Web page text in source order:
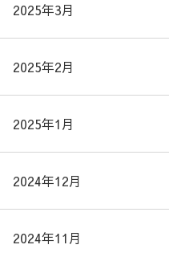
2025年3月
2025年2月
2025年1月
2024年12月
2024年11月